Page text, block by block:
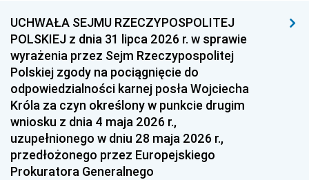
1996 1995 1994
1993 1992 1991
1990 1989
1987 1986 1985
1984 1983
1981 1980 1979
1978 1977
UCHWAŁA SEJMU RZECZYPOSPOLITEJ
POLSKIEJ z dnia 31 lipca 2026 r. w sprawie
wyrażenia przez Sejm Rzeczypospolitej
Polskiej zgody na pociągnięcie do
odpowiedzialności karnej posła Wojciecha
Króla za czyn określony w punkcie drugim
wniosku z dnia 4 maja 2026 r.,
uzupełnionego w dniu 28 maja 2026 r.,
przedłożonego przez Europejskiego
Prokuratora Generalnego